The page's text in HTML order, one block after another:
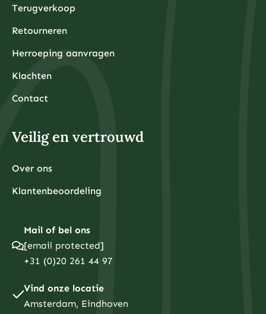
Terugverkoop
Retourneren
Herroeping aanvragen
Klachten
Contact
Veilig en vertrouwd
Over ons
Klantenbeoordeling
Mail of bel ons
[email protected]
+31 (0)20 261 44 97
Vind onze locatie
Amsterdam, Eindhoven